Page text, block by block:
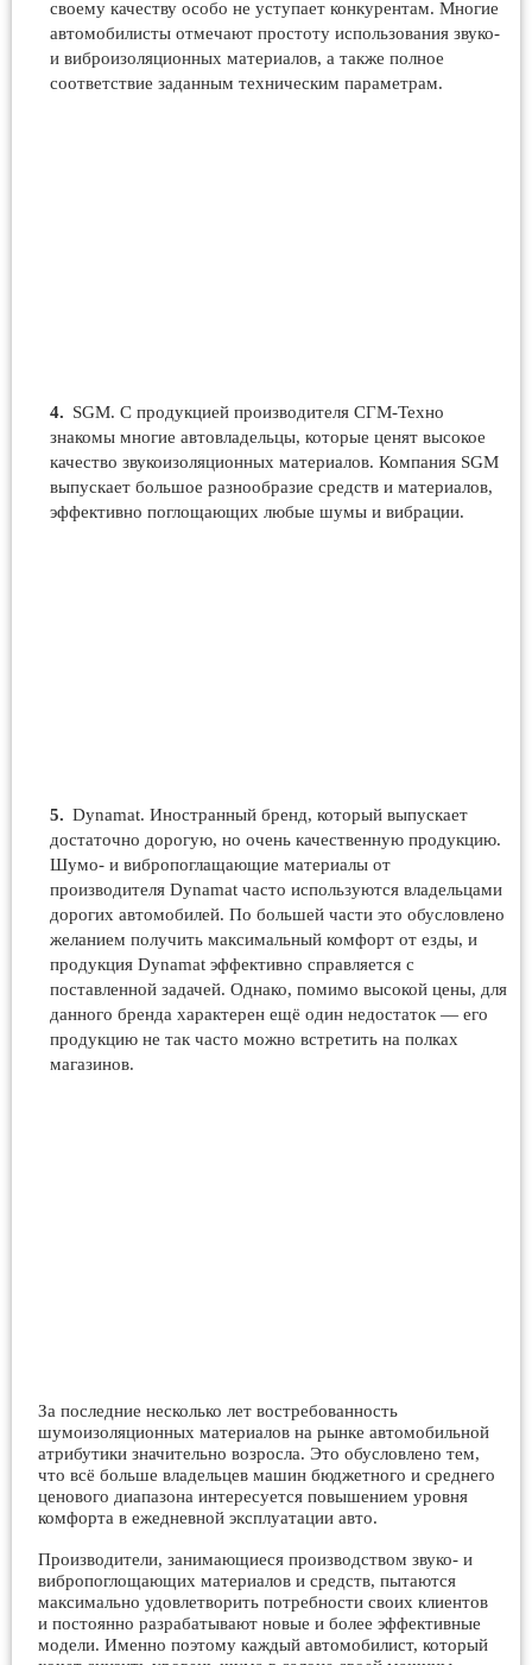
своему качеству особо не уступает конкурентам. Многие
автомобилисты отмечают простоту использования звуко-
и виброизоляционных материалов, а также полное
соответствие заданным техническим параметрам.
SGM. С продукцией производителя СГМ-Техно
знакомы многие автовладельцы, которые ценят высокое
качество звукоизоляционных материалов. Компания SGM
выпускает большое разнообразие средств и материалов,
эффективно поглощающих любые шумы и вибрации.
Dynamat. Иностранный бренд, который выпускает
достаточно дорогую, но очень качественную продукцию.
Шумо- и вибропоглащающие материалы от
производителя Dynamat часто используются владельцами
дорогих автомобилей. По большей части это обусловлено
желанием получить максимальный комфорт от езды, и
продукция Dynamat эффективно справляется с
поставленной задачей. Однако, помимо высокой цены, для
данного бренда характерен ещё один недостаток — его
продукцию не так часто можно встретить на полках
магазинов.
За последние несколько лет востребованность
шумоизоляционных материалов на рынке автомобильной
атрибутики значительно возросла. Это обусловлено тем,
что всё больше владельцев машин бюджетного и среднего
ценового диапазона интересуется повышением уровня
комфорта в ежедневной эксплуатации авто.
Производители, занимающиеся производством звуко- и
вибропоглощающих материалов и средств, пытаются
максимально удовлетворить потребности своих клиентов
и постоянно разрабатывают новые и более эффективные
модели. Именно поэтому каждый автомобилист, который